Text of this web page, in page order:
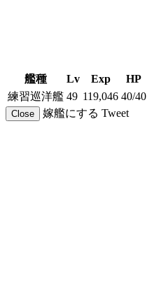
艦種 Lv Exp HP
練習巡洋艦 49 119,046 40/40
Close 嫁艦にする Tweet